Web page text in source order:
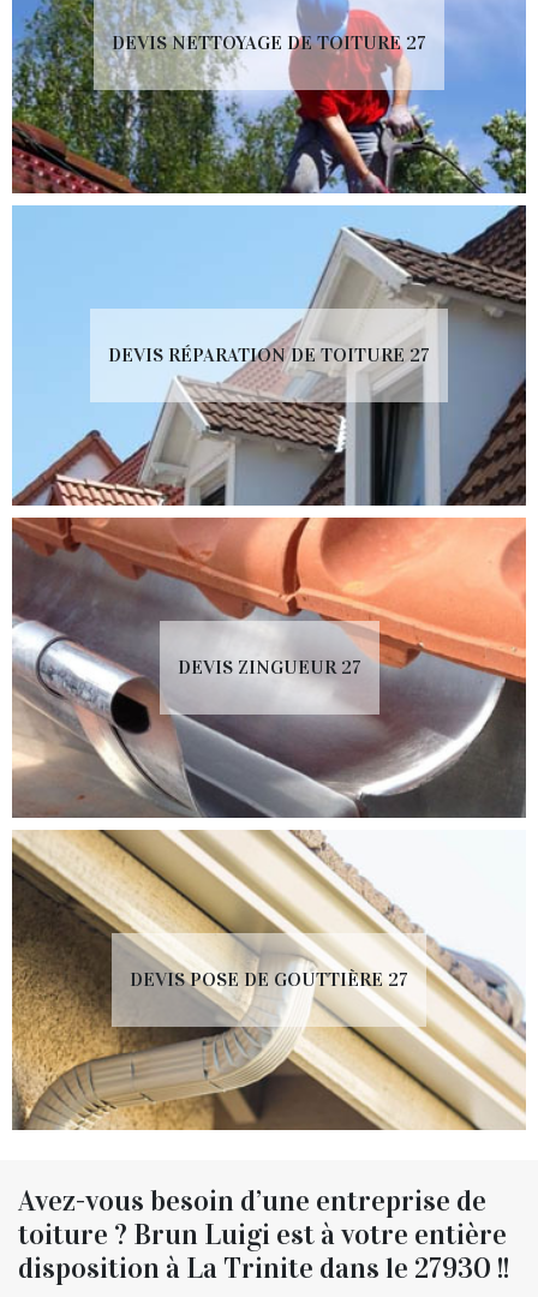
DEVIS NETTOYAGE DE TOITURE 27
DEVIS RÉPARATION DE TOITURE 27
DEVIS ZINGUEUR 27
DEVIS POSE DE GOUTTIÈRE 27
Avez-vous besoin d’une entreprise de
toiture ? Brun Luigi est à votre entière
disposition à La Trinite dans le 27930 !!